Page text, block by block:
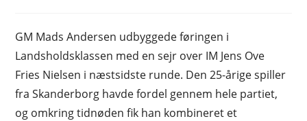
GM Mads Andersen udbyggede føringen i
Landsholdsklassen med en sejr over IM Jens Ove
Fries Nielsen i næstsidste runde. Den 25-årige spiller
fra Skanderborg havde fordel gennem hele partiet,
og omkring tidnøden fik han kombineret et